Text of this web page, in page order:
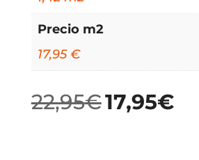
Precio m2
17,95 €
22,95€ El
17,95€El